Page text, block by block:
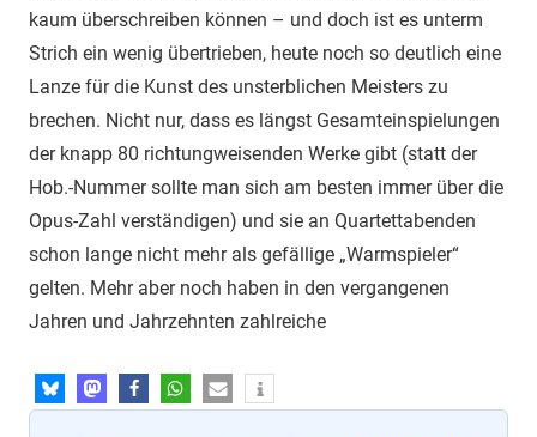
kaum überschreiben können – und doch ist es unterm
Strich ein wenig übertrieben, heute noch so deutlich eine
Lanze für die Kunst des unsterblichen Meisters zu
brechen. Nicht nur, dass es längst Gesamteinspielungen
der knapp 80 richtungweisenden Werke gibt (statt der
Hob.-Nummer sollte man sich am besten immer über die
Opus-Zahl verstän­digen) und sie an Quartettabenden
schon lange nicht mehr als gefällige „Warm­spieler“
gelten. Mehr aber noch haben in den vergangenen
Jahren und Jahr­zehnten zahlreiche